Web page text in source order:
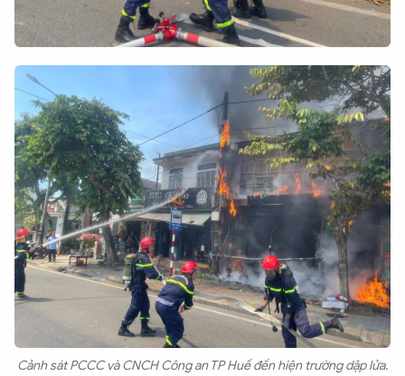
Chuyên đề
Cảnh sát PCCC và CNCH Công an TP Huế đến hiện trường dập lửa.